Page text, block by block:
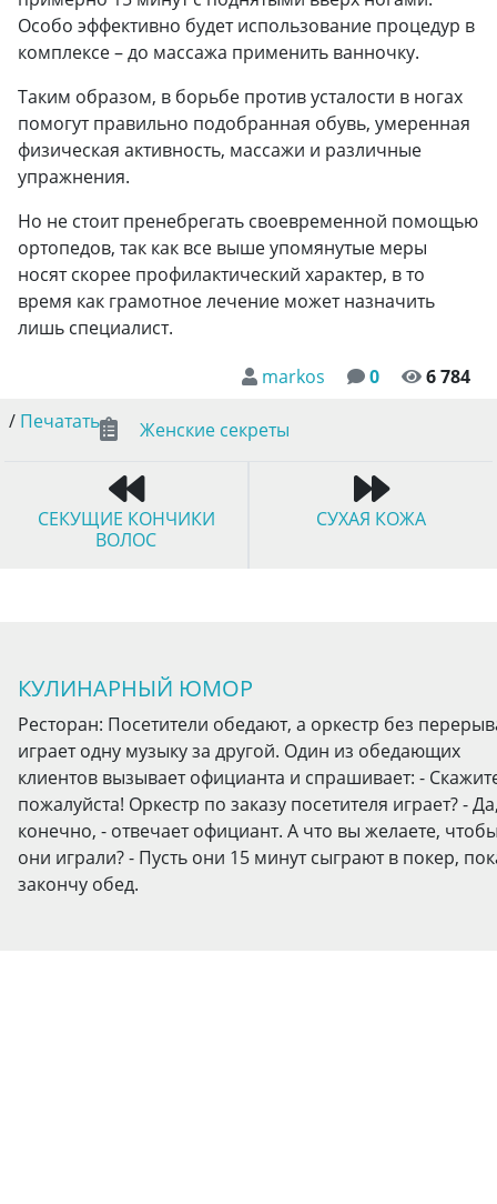
Особо эффективно будет использование процедур в
комплексе – до массажа применить ванночку.
Таким образом, в борьбе против усталости в ногах
помогут правильно подобранная обувь, умеренная
физическая активность, массажи и различные
упражнения.
Но не стоит пренебрегать своевременной помощью
ортопедов, так как все выше упомянутые меры
носят скорее профилактический характер, в то
время как грамотное лечение может назначить
лишь специалист.
markos
0
6 784
/ Печатать Женские секреты
СЕКУЩИЕ КОНЧИКИ
ВОЛОС
СУХАЯ КОЖА
КУЛИНАРНЫЙ ЮМОР
Ресторан: Посетители обедают, а оркестр без
играет одну музыку за другой. Один из обедающих
клиентов вызывает официанта и спрашивает: -
пожалуйста! Оркестр по заказу посетителя играет? -
конечно, - отвечает официант. А что вы желаете,
они играли? - Пусть они 15 минут сыграют в покер,
закончу обед.